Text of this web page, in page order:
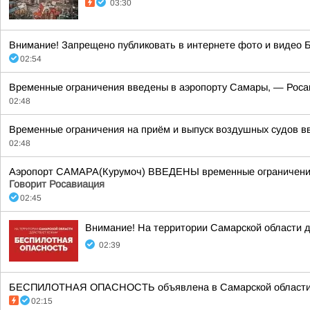
03:30
Внимание! Запрещено публиковать в интернете фото и
02:54
Временные ограничения введены в аэропорту Самары, —
02:48
Временные ограничения на приём и выпуск воздушных судов
02:48
Аэропорт САМАРА(Курумоч) ВВЕДЕНЫ временные
Говорит Росавиация
02:45
Внимание! На территории Самарской
02:39
БЕСПИЛОТНАЯ ОПАСНОСТЬ объявлена в Самарской области
02:15